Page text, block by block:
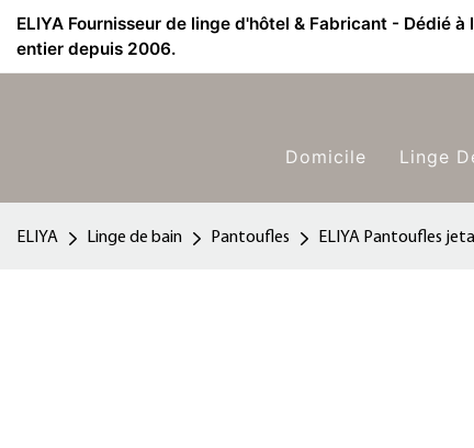
ELIYA Fournisseur de linge d'hôtel & Fabricant - Dédié
entier depuis 2006.
Domicile Linge
ELIYA Linge de bain Pantoufles ELIYA Pantoufles